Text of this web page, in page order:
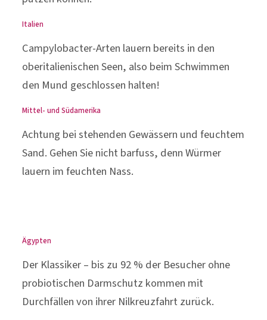
Italien
Campylobacter-Arten lauern bereits in den
oberitalienischen Seen, also beim Schwimmen
den Mund geschlossen halten!
Mittel- und Südamerika
Achtung bei stehenden Gewässern und feuchtem
Sand. Gehen Sie nicht barfuss, denn Würmer
lauern im feuchten Nass.
Ägypten
Der Klassiker – bis zu 92 % der Besucher ohne
probiotischen Darmschutz kommen mit
Durchfällen von ihrer Nilkreuzfahrt zurück.